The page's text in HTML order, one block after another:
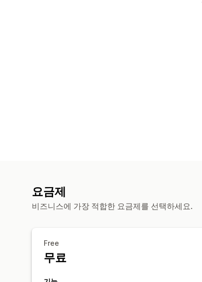
요금제
비즈니스에 가장 적합한 요금제를 선택하세요.
Free
무료